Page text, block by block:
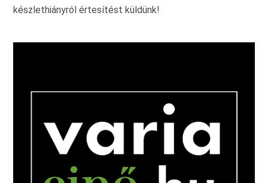
készlethiányról értesítést küldünk!